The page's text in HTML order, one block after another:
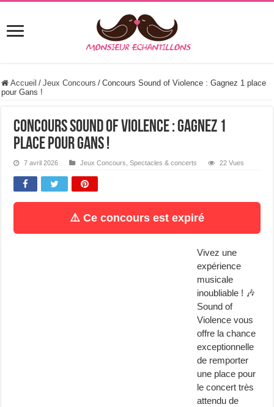
Accueil / Jeux Concours / Concours Sound of Violence : Gagnez 1 place
pour Gans !
Concours Sound of Violence : Gagnez 1
place pour Gans !
7 avril 2026 Jeux Concours ,Spectacles & concerts 22 Vues
⚠️ Ce concours est expiré
Vivez une
expérience
musicale
inoubliable ! 🎶
Sound of
Violence vous
offre la chance
exceptionnelle
de remporter
une place pour
le concert très
attendu de